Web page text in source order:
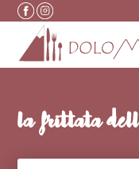
Vai al contenuto
la frittata